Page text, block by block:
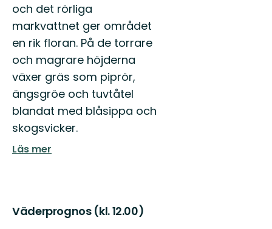
och det rörliga
markvattnet ger området
en rik floran. På de torrare
och magrare höjderna
växer gräs som piprör,
ängsgröe och tuvtåtel
blandat med blåsippa och
skogsvicker.
Läs mer
Väderprognos (kl. 12.00)